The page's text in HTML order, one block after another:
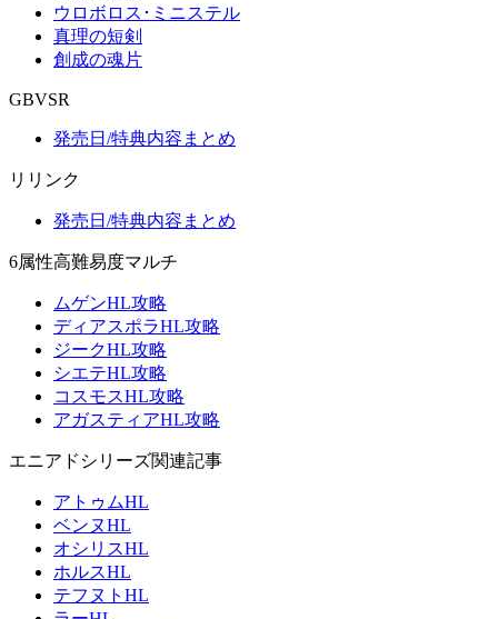
ウロボロス･ミニステル
真理の短剣
創成の魂片
GBVSR
発売日/特典内容まとめ
リリンク
発売日/特典内容まとめ
6属性高難易度マルチ
ムゲンHL攻略
ディアスポラHL攻略
ジークHL攻略
シエテHL攻略
コスモスHL攻略
アガスティアHL攻略
エニアドシリーズ関連記事
アトゥムHL
ベンヌHL
オシリスHL
ホルスHL
テフヌトHL